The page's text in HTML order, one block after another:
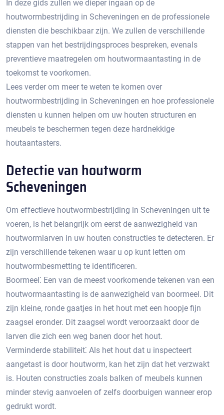
In deze gids zullen we dieper ingaan op de
houtwormbestrijding in Scheveningen en de professionele
diensten die beschikbaar zijn.​ We zullen de verschillende
stappen van het bestrijdingsproces bespreken, evenals
preventieve maatregelen om houtwormaantasting in de
toekomst te voorkomen.​
Lees verder om meer te weten te komen over
houtwormbestrijding in Scheveningen en hoe professionele
diensten u kunnen helpen om uw houten structuren en
meubels te beschermen tegen deze hardnekkige
houtaantasters.​
Detectie van houtworm
Scheveningen
Om effectieve houtwormbestrijding in Scheveningen uit te
voeren, is het belangrijk om eerst de aanwezigheid van
houtwormlarven in uw houten constructies te detecteren.​ Er
zijn verschillende tekenen waar u op kunt letten om
houtwormbesmetting te identificeren.​
Boormeel⁚ Een van de meest voorkomende tekenen van een
houtwormaantasting is de aanwezigheid van boormeel.​ Dit
zijn kleine, ronde gaatjes in het hout met een hoopje fijn
zaagsel eronder.​ Dit zaagsel wordt veroorzaakt door de
larven die zich een weg banen door het hout.​
Verminderde stabiliteit⁚ Als het hout dat u inspecteert
aangetast is door houtworm, kan het zijn dat het verzwakt
is.​ Houten constructies zoals balken of meubels kunnen
minder stevig aanvoelen of zelfs doorbuigen wanneer erop
gedrukt wordt.